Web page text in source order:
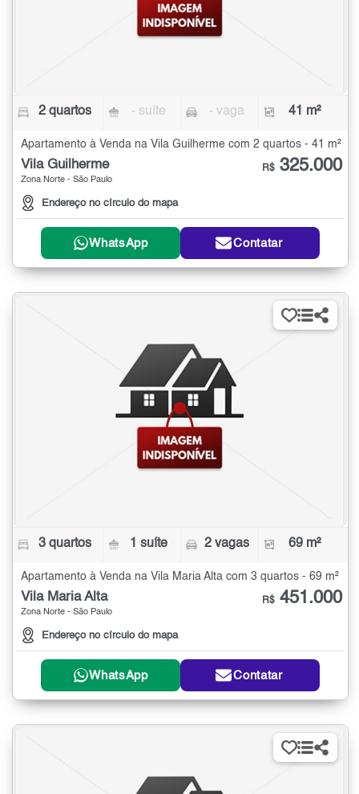
2 quartos - suíte - vaga 41 m²
Apartamento à Venda na Vila Guilherme com 2 quartos - 41 m²
Vila Guilherme
Zona Norte - São Paulo
Endereço no círculo do mapa
R$ 325.000
WhatsApp Contatar
3 quartos 1 suíte 2 vagas 69 m²
Apartamento à Venda na Vila Maria Alta com 3 quartos - 69 m²
Vila Maria Alta
Zona Norte - São Paulo
Endereço no círculo do mapa
R$ 451.000
WhatsApp Contatar